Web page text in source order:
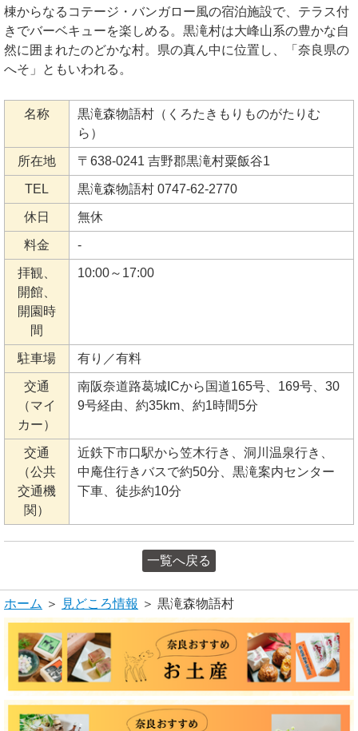
棟からなるコテージ・バンガロー風の宿泊施設で、テラス付
きでバーベキューを楽しめる。黒滝村は大峰山系の豊かな自
然に囲まれたのどかな村。県の真ん中に位置し、「奈良県の
へそ」ともいわれる。
名称
黒滝森物語村（くろたきもりものがたりむ
ら）
所在地 〒638-0241 吉野郡黒滝村粟飯谷1
TEL 黒滝森物語村 0747-62-2770
休日 無休
料金 -
拝観、
開館、
開園時
間
10:00～17:00
駐車場 有り／有料
交通
（マイ
カー）
南阪奈道路葛城ICから国道165号、169号、30
9号経由、約35km、約1時間5分
交通
（公共
交通機
関）
近鉄下市口駅から笠木行き、洞川温泉行き、
中庵住行きバスで約50分、黒滝案内センター
下車、徒歩約10分
一覧へ戻る
ホーム ＞ 見どころ情報 ＞ 黒滝森物語村